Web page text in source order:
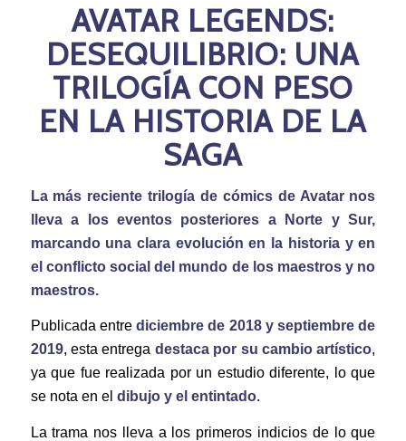
AVATAR LEGENDS:
DESEQUILIBRIO: UNA
TRILOGÍA CON PESO
EN LA HISTORIA DE LA
SAGA
La más reciente trilogía de cómics de Avatar nos
lleva a los eventos posteriores a Norte y Sur,
marcando una clara evolución en la historia y en
el conflicto social del mundo de los maestros y no
maestros.
Publicada entrediciembre de 2018 y septiembre de
2019, esta entrega destaca por su cambio artístico,
ya que fue realizada por un estudio diferente, lo que
se nota en el dibujo y el entintado.
La trama nos lleva a los primeros indicios de lo que